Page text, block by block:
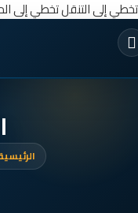
تخطي إلى التنقلتخطي إلى